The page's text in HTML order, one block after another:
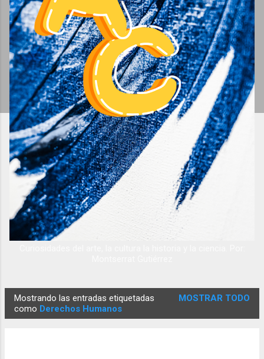
n
Mostrando las entradas etiquetadas
como Derechos Humanos
MOSTRAR TODO